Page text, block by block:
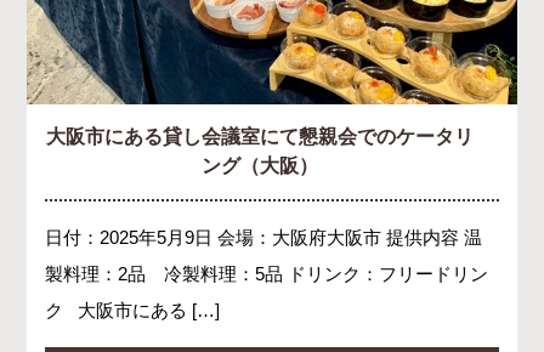
大阪市にある貸し会議室にて懇親会でのケータリ
ング（大阪）
日付：2025年5月9日 会場：大阪府大阪市 提供内容 温
製料理：2品 冷製料理：5品 ドリンク：フリードリン
ク 大阪市にある […]